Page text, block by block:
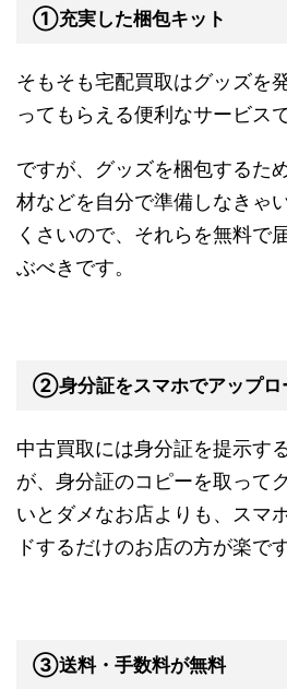
①充実した梱包キット
そもそも宅配買取はグッズを
ってもらえる便利なサービスで
ですが、グッズを梱包するた
材などを自分で準備しなきゃ
くさいので、それらを無料で
ぶべきです。
②身分証をスマホでアップロ
中古買取には身分証を提示す
が、身分証のコピーを取って
いとダメなお店よりも、スマ
ドするだけのお店の方が楽で
③送料・手数料が無料